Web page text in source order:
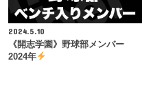
2024.5.10
《開志学園》野球部メンバー
2024年